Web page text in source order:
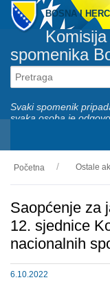
BOSNA I
spomenika
Svaki spomenik
svaka osoba je
O nama
Zakonski okviri
Aktivnosti
Nacionalni spomenici
Početna Ostale
Saopćenje za
12. sjednice
nacionalnih
6.10.2022